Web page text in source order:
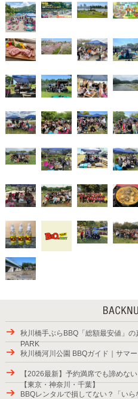
ゲ
ー
シ
ョ
ン
秋川橋手ぶらBBQ「総額最安値」
PARK
秋川橋河川公園 BBQガイド｜サマ
【2026最新】予約満席でも諦めな
【東京・神奈川・千葉】
BBQレンタルで損してない？「い